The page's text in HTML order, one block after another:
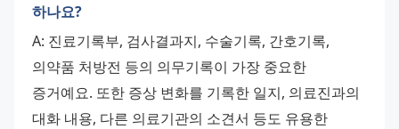
하나요?
A: 진료기록부, 검사결과지, 수술기록, 간호기록,
의약품 처방전 등의 의무기록이 가장 중요한
증거예요. 또한 증상 변화를 기록한 일지, 의료진과의
대화 내용, 다른 의료기관의 소견서 등도 유용한